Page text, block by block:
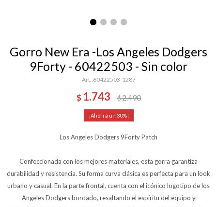
Gorro New Era -Los Angeles Dodgers
9Forty - 60422503 - Sin color
60422503-1287
$ 1.743 $2.490
30
Los Angeles Dodgers 9Forty Patch
Confeccionada con los mejores materiales, esta gorra garantiza
durabilidad y resistencia. Su forma curva clásica es perfecta para un look
urbano y casual. En la parte frontal, cuenta con el icónico logotipo de los
Angeles Dodgers bordado, resaltando el espíritu del equipo y